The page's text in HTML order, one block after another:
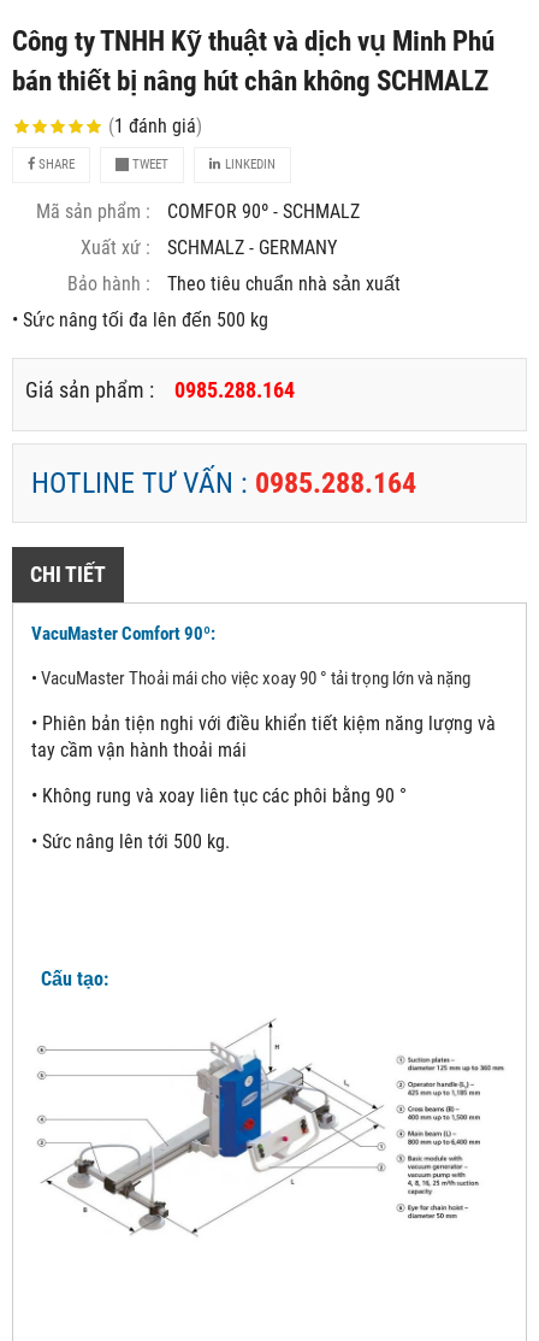
Công ty TNHH Kỹ thuật và dịch vụ Minh Phú
bán thiết bị nâng hút chân không SCHMALZ
(1 đánh giá)
SHARE TWEET LINKEDIN
Mã sản phẩm :
COMFOR 90º - SCHMALZ
Xuất xứ :
SCHMALZ - GERMANY
Bảo hành :
Theo tiêu chuẩn nhà sản xuất
• Sức nâng tối đa lên đến 500 kg
Giá sản phẩm : 0985.288.164
HOTLINE TƯ VẤN : 0985.288.164
CHI TIẾT
VacuMaster Comfort 90º:
•VacuMaster Thoải mái cho việc xoay 90 ° tải trọng lớn và nặng
• Phiên bản tiện nghi với điều khiển tiết kiệm năng lượng và
tay cầm vận hành thoải mái
• Không rung và xoay liên tục các phôi bằng 90 °
• Sức nâng lên tới 500 kg.
Cấu tạo: